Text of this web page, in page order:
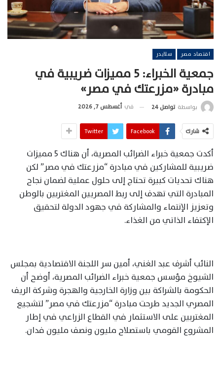
اقتصاد مصر سلايدر
جمعية الخبراء: 5 مميزات ضريبية في
مبادرة «مزرعتك في مصر»
بواسطة تواصل 24 في أغسطس 7, 2026
شارك Facebook
Twitter
أكدت جمعية خبراء الضرائب المصرية، أن هناك 5 مميزات
ضريبية للمشاركين في مبادرة “مزرعتك في مصر” لكن
هناك تحديات كبيرة تحتاج إلى حلول عملية لضمان نجاح
المبادرة التي تهدف إلى ربط المصريين المغتربين بالوطن
وتعزيز الإنتماء والمشاركة في جهود الدولة لتحقيق
الإكتفاء الذاتي من الغذاء.
النائب أشرف عبد الغني، أمين سر اللجنة الاقتصادية بمجلس
الشيوخ مؤسس جمعية خبراء الضرائب المصرية، أوضح أن
الحكومة بالشراكة بين وزارة الخارجية والهجرة وشركة الريف
المصري الجديد طرحت مبادرة “مزرعتك في مصر” لتشجيع
المغتربين على الاستثمار في القطاع الزراعي في إطار
المشروع القومي باستصلاح مليون ونصف مليون فدان.